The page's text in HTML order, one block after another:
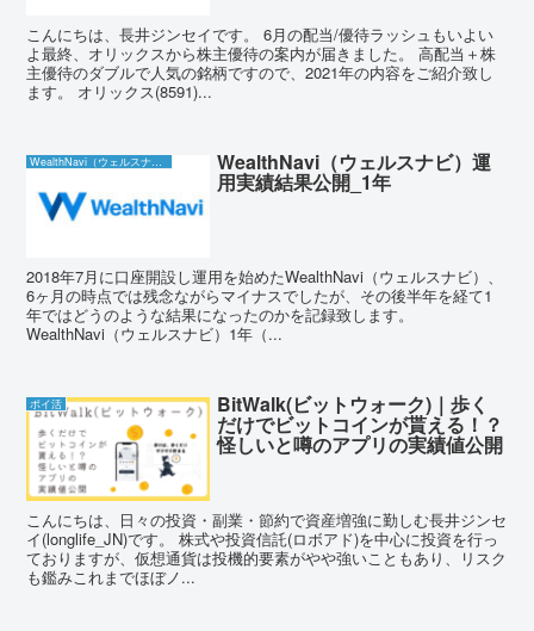
こんにちは、長井ジンセイです。 6月の配当/優待ラッシュもいよい
よ最終、オリックスから株主優待の案内が届きました。 高配当＋株
主優待のダブルで人気の銘柄ですので、2021年の内容をご紹介致し
ます。 オリックス(8591)...
WealthNavi（ウェルスナビ） WealthNavi（ウェルスナビ）運
用実績結果公開_1年
2018年7月に口座開設し運用を始めたWealthNavi（ウェルスナビ）、
6ヶ月の時点では残念ながらマイナスでしたが、その後半年を経て1
年ではどうのような結果になったのかを記録致します。
WealthNavi（ウェルスナビ）1年（...
ポイ活 BitWalk(ビットウォーク)｜歩く
だけでビットコインが貰える！？
怪しいと噂のアプリの実績値公開
こんにちは、日々の投資・副業・節約で資産増強に勤しむ長井ジンセ
イ(longlife_JN)です。 株式や投資信託(ロボアド)を中心に投資を行っ
ておりますが、仮想通貨は投機的要素がやや強いこともあり、リスク
も鑑みこれまでほぼノ...